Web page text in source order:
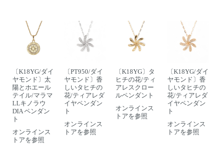
〔K18YG/ダイ
ヤモンド〕太
陽とホエール
テイル/マラマ
LLキノラウ
DIA ペンダン
ト
オンラインス
トアを参照
〔PT950/ダイ
ヤモンド〕香
しいタヒチの
花/ティアレダ
イヤペンダン
ト
オンラインス
トアを参照
〔K18YG〕タ
ヒチの花/ティ
アレスクロー
ルペンダント
オンラインス
トアを参照
〔K18YG/ダイ
ヤモンド〕香
しいタヒチの
花/ティアレダ
イヤペンダン
ト
オンラインス
トアを参照